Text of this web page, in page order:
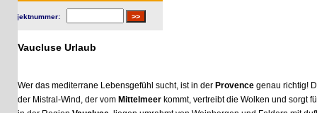
Vaucluse Urlaub
Wer das mediterrane Lebensgefühl sucht, ist in der Provencegenau richtig! Die
der Mistral-Wind, der vomMittelmeerkommt, vertreibt die Wolken und sorgt für